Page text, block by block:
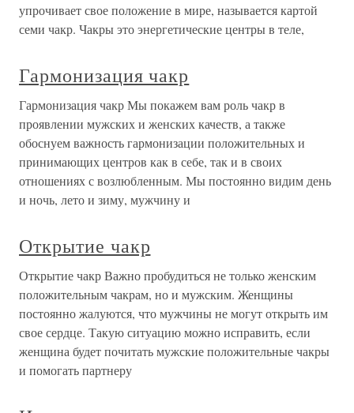
упрочивает свое положение в мире, называется картой
семи чакр. Чакры это энергетические центры в теле,
Гармонизация чакр
Гармонизация чакр Мы покажем вам роль чакр в
проявлении мужских и женских качеств, а также
обоснуем важность гармонизации положительных и
принимающих центров как в себе, так и в своих
отношениях с возлюбленным. Мы постоянно видим день
и ночь, лето и зиму, мужчину и
Открытие чакр
Открытие чакр Важно пробудиться не только женским
положительным чакрам, но и мужским. Женщины
постоянно жалуются, что мужчины не могут открыть им
свое сердце. Такую ситуацию можно исправить, если
женщина будет почитать мужские положительные чакры
и помогать партнеру